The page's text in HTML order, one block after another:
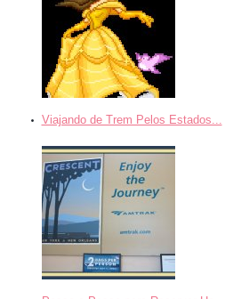
Viajando de Trem Pelos Estados...